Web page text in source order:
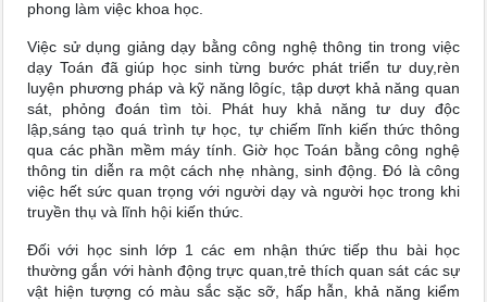
phong làm việc khoa học.
Việc sử dụng giảng dạy bằng công nghệ thông tin trong việc
dạy Toán đã giúp học sinh từng bước phát triển tư duy,rèn
luyện phương pháp và kỹ năng lôgíc, tập dượt khả năng quan
sát, phỏng đoán tìm tòi. Phát huy khả năng tư duy độc
lập,sáng tạo quá trình tự học, tự chiếm lĩnh kiến thức thông
qua các phần mềm máy tính. Giờ học Toán bằng công nghệ
thông tin diễn ra một cách nhẹ nhàng, sinh động. Đó là công
việc hết sức quan trọng với người dạy và người học trong khi
truyền thụ và lĩnh hội kiến thức.
Đối với học sinh lớp 1 các em nhận thức tiếp thu bài học
thường gắn với hành động trực quan,trẻ thích quan sát các sự
vật hiện tượng có màu sắc sặc sỡ, hấp hẫn, khả năng kiểm